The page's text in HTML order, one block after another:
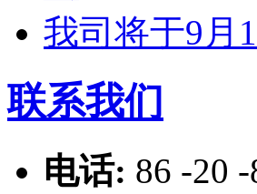
我司将于9月
联系我们
电话: 86 -20